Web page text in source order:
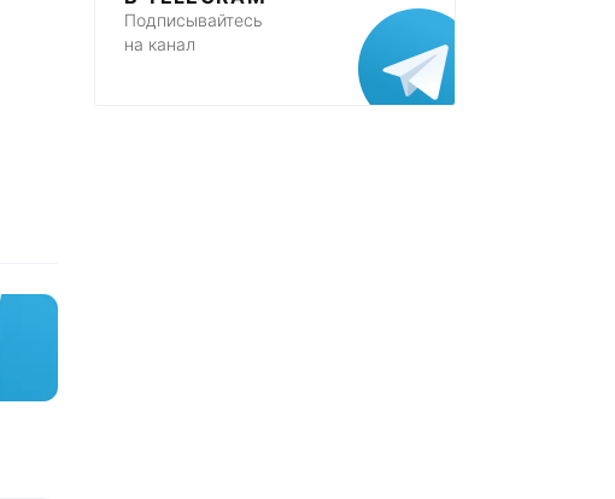
Подписывайтесь
на канал